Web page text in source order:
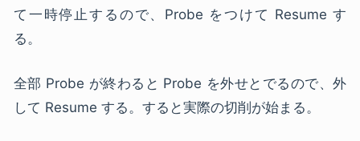
て一時停止するので、Probe をつけて Resume す
る。
全部 Probe が終わると Probe を外せとでるので、外
して Resume する。すると実際の切削が始まる。